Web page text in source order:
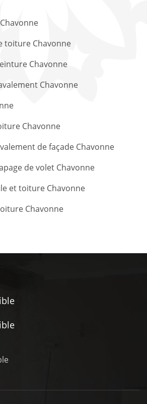
toiture Chavonne
Chavonne
Chavonne
Chavonne
de façade Chavonne
de volet Chavonne
et toiture Chavonne
Chavonne